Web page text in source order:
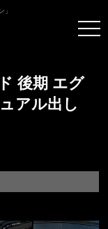
」
後期 エグ
アル出し